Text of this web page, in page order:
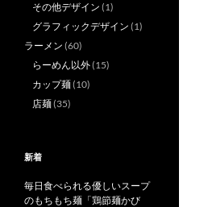
その他デザイン (1)
グラフィックデザイン (1)
ラーメン (60)
らーめん以外(15)
カップ麺(10)
店麺(35)
新着
毎日食べられる優しいスープ
のもちもち麺「鶏節麺かび